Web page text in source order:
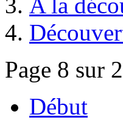
Page 8 sur
Début